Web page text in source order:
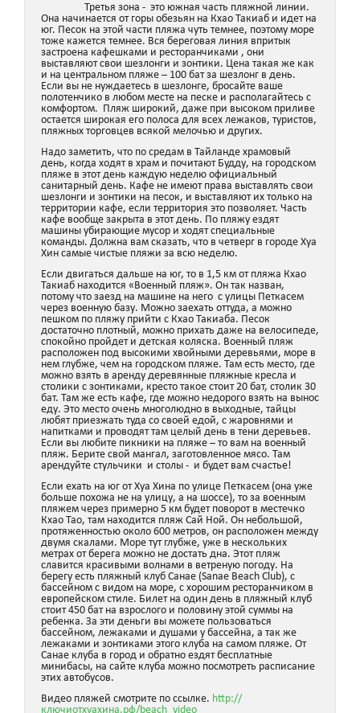
Третья зона - это южная часть пляжной линии.
Она начинается от горы обезьян на Кхао Такиаб и идет на
юг. Песок на этой части пляжа чуть темнее, поэтому море
тоже кажется темнее. Вся береговая линия впритык
застроена кафешками и ресторанчиками , они
выставляют свои шезлонги и зонтики. Цена такая же как
и на центральном пляже – 100 бат за шезлонг в день.
Если вы не нуждаетесь в шезлонге, бросайте ваше
полотенчико в любом месте на песке и располагайтесь с
комфортом. Пляж широкий, даже при высоком приливе
остается широкая его полоса для всех лежаков, туристов,
пляжных торговцев всякой мелочью и других.
Надо заметить, что по средам в Тайланде храмовый
день, когда ходят в храм и почитают Будду, на городском
пляже в этот день каждую неделю официальный
санитарный день. Кафе не имеют права выставлять свои
шезлонги и зонтики на песок, и выставляют их только на
территории кафе, если территория это позволяет. Часть
кафе вообще закрыта в этот день. По пляжу ездят
машины убирающие мусор и ходят специальные
команды. Должна вам сказать, что в четверг в городе Хуа
Хин самые чистые пляжи за всю неделю.
Если двигаться дальше на юг, то в 1,5 км от пляжа Кхао
Такиаб находится «Военный пляж». Он так назван,
потому что заезд на машине на него с улицы Петкасем
через военную базу. Можно заехать оттуда, а можно
пешком по пляжу прийти с Кхао Такиаба. Песок
достаточно плотный, можно прихать даже на велосипеде,
спокойно пройдет и детская коляска. Военный пляж
расположен под высокими хвойными деревьями, море в
нем глубже, чем на городском пляже. Там есть место, где
можно взять в аренду деревянные пляжные кресла и
столики с зонтиками, кресто такое стоит 20 бат, столик 30
бат. Там же есть кафе, где можно недорого взять на вынос
еду. Это место очень многолюдно в выходные, тайцы
любят приезжать туда со своей едой, с жаровнями и
напитками и проводят там целый день в тени деревьев.
Если вы любите пикники на пляже – то вам на военный
пляж. Берите свой мангал, заготовленное мясо. Там
арендуйте стульчики и столы - и будет вам счастье!
Если ехать на юг от Хуа Хина по улице Петкасем (она уже
больше похожа не на улицу, а на шоссе), то за военным
пляжем через примерно 5 км будет поворот в местечко
Кхао Тао, там находится пляж Сай Ной. Он небольшой,
протяженностью около 600 метров, он расположен между
двумя скалами. Море тут глубже, уже в нескольких
метрах от берега можно не достать дна. Этот пляж
славится красивыми волнами в ветреную погоду. На
берегу есть пляжный клуб Санае (Sanae Beach Club), с
бассейном с видом на море, с хорошим ресторанчиком в
европейском стиле. Билет на один день в пляжный клуб
стоит 450 бат на взрослого и половину этой суммы на
ребенка. За эти деньги вы можете пользоваться
бассейном, лежаками и душами у бассейна, а так же
лежаками и зонтиками этого клуба на самом пляже. От
Санае клуба в город и обратно ездят бесплатные
минибасы, на сайте клуба можно посмотреть расписание
этих автобусов.
Видео пляжей смотрите по ссылке. http://
ключиотхуахина.рф/beach_video